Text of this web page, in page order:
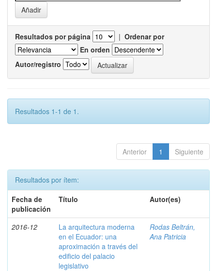
Resultados por página | Ordenar por
En orden
Autor/registro
Resultados 1-1 de 1.
Anterior 1 Siguiente
Resultados por ítem:
Fecha de
publicación
Título Autor(es)
2016-12
La arquitectura moderna
en el Ecuador: una
aproximación a través del
edificio del palacio
legislativo
Rodas Beltrán,
Ana Patricia